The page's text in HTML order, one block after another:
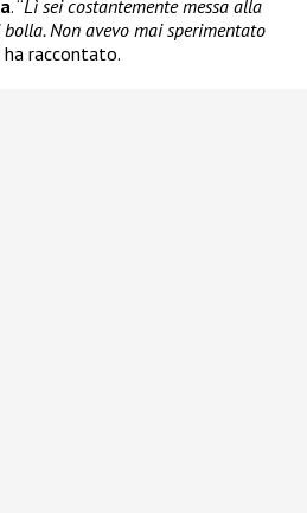
. “Lì sei costantemente messa alla
Non avevo mai sperimentato
ha raccontato.